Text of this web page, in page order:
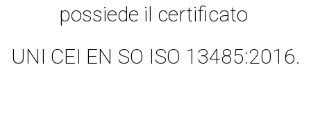
possiede il certificato
UNI CEI EN SO ISO 13485:2016.